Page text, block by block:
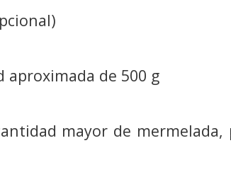
aproximada de 500 g
mayor de